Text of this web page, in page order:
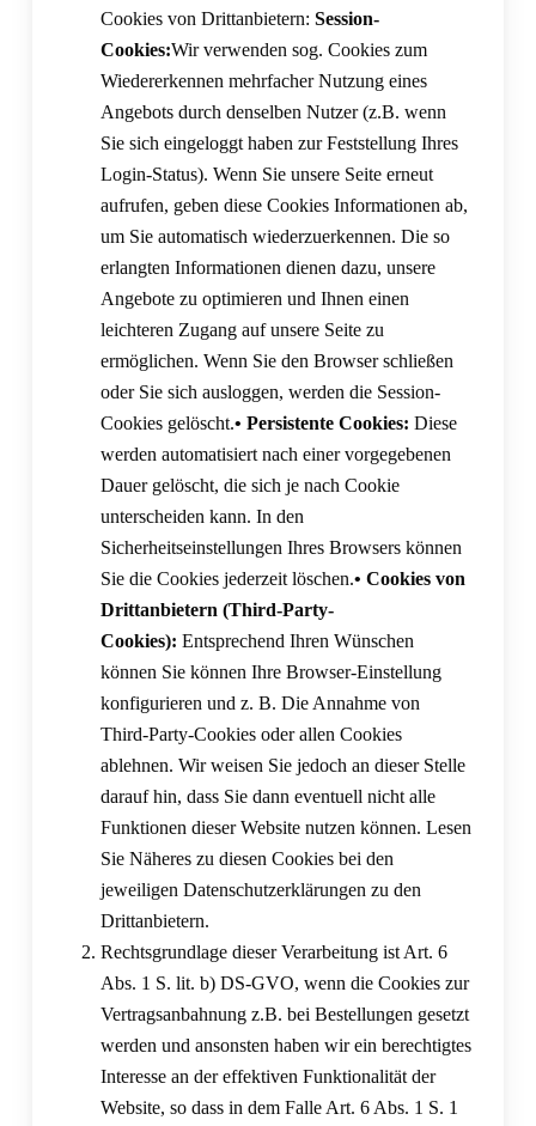
Cookies von Drittanbietern: Session-
Cookies:Wir verwenden sog. Cookies zum
Wiedererkennen mehrfacher Nutzung eines
Angebots durch denselben Nutzer (z.B. wenn
Sie sich eingeloggt haben zur Feststellung Ihres
Login-Status). Wenn Sie unsere Seite erneut
aufrufen, geben diese Cookies Informationen ab,
um Sie automatisch wiederzuerkennen. Die so
erlangten Informationen dienen dazu, unsere
Angebote zu optimieren und Ihnen einen
leichteren Zugang auf unsere Seite zu
ermöglichen. Wenn Sie den Browser schließen
oder Sie sich ausloggen, werden die Session-
Cookies gelöscht.• Persistente Cookies: Diese
werden automatisiert nach einer vorgegebenen
Dauer gelöscht, die sich je nach Cookie
unterscheiden kann. In den
Sicherheitseinstellungen Ihres Browsers können
Sie die Cookies jederzeit löschen.• Cookies von
Drittanbietern (Third-Party-
Cookies): Entsprechend Ihren Wünschen
können Sie können Ihre Browser-Einstellung
konfigurieren und z. B. Die Annahme von
Third-Party-Cookies oder allen Cookies
ablehnen. Wir weisen Sie jedoch an dieser Stelle
darauf hin, dass Sie dann eventuell nicht alle
Funktionen dieser Website nutzen können. Lesen
Sie Näheres zu diesen Cookies bei den
jeweiligen Datenschutzerklärungen zu den
Drittanbietern.
Rechtsgrundlage dieser Verarbeitung ist Art. 6
Abs. 1 S. lit. b) DS-GVO, wenn die Cookies zur
Vertragsanbahnung z.B. bei Bestellungen gesetzt
werden und ansonsten haben wir ein berechtigtes
Interesse an der effektiven Funktionalität der
Website, so dass in dem Falle Art. 6 Abs. 1 S. 1